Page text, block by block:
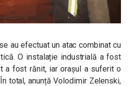
au efectuat un atac combinat cu
O instalație industrială a fost
a fost rănit, iar orașul a suferit o
total, anunță Volodimir Zelenski,